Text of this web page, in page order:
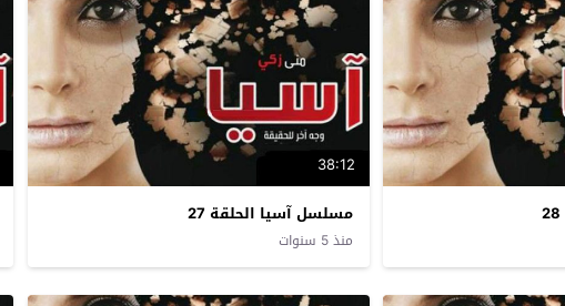
38:12
مسلسل آسيا الحلقة 27
منذ 5 سنوات